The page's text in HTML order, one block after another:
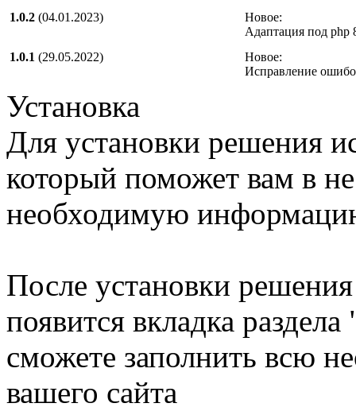
1.0.2 (04.01.2023)
Новое:
Адаптация под php
1.0.1 (29.05.2022)
Новое:
Исправление
Установка
Для установки решения
который поможет вам в
необходимую
После установки
появится вкладка
сможете заполнить всю
вашего сайта